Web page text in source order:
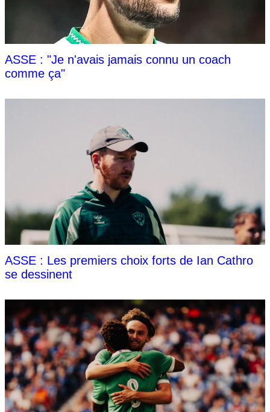
ASSE : "Je n'avais jamais connu un coach
comme ça"
ASSE : Les premiers choix forts de Ian Cathro
se dessinent